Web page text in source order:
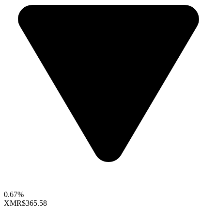
0.67%
XMR$365.58